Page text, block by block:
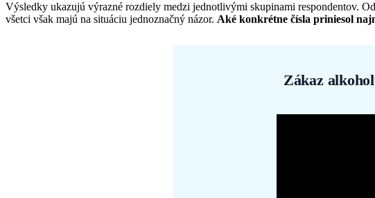
Výsledky ukazujú výrazné rozdiely medzi jednotlivými skupinami respondentov.
všetci však majú na situáciu jednoznačný názor. Aké konkrétne čísla priniesol
Zákaz